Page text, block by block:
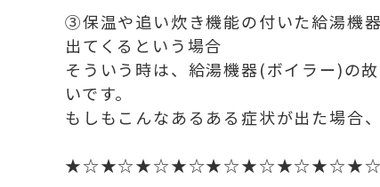
③保温や追い炊き機能の付いた給湯機
出てくるという場合
そういう時は、給湯機器(ボイラー)の
いです。
もしもこんなあるある症状が出た場合